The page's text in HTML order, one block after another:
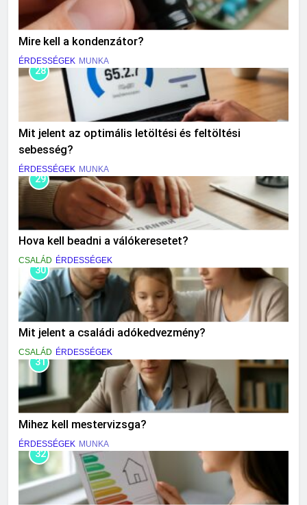
Mire kell a kondenzátor?
ÉRDESSÉGEK MUNKA
28
Mit jelent az optimális letöltési és feltöltési
sebesség?
ÉRDESSÉGEK MUNKA
29
Hova kell beadni a válókeresetet?
CSALÁD ÉRDESSÉGEK
30
Mit jelent a családi adókedvezmény?
CSALÁD ÉRDESSÉGEK
31
Mihez kell mestervizsga?
ÉRDESSÉGEK MUNKA
32